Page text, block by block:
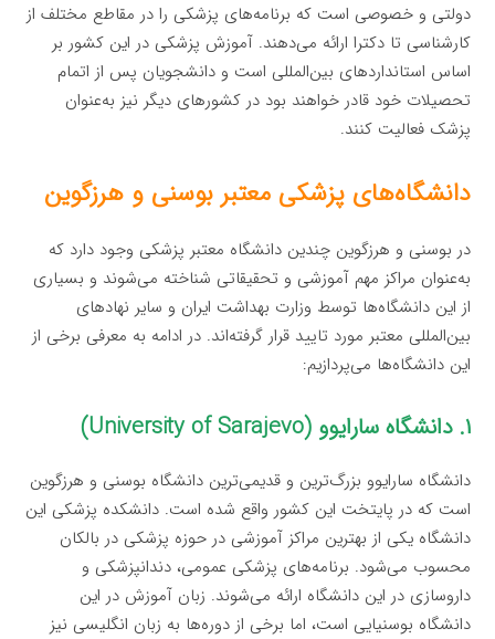
دولتی و خصوصی است که برنامه‌های پزشکی را در مقاطع مختلف از
کارشناسی تا دکترا ارائه می‌دهند. آموزش پزشکی در این کشور بر
اساس استانداردهای بین‌المللی است و دانشجویان پس از اتمام
تحصیلات خود قادر خواهند بود در کشورهای دیگر نیز به‌عنوان
پزشک فعالیت کنند.
دانشگاه‌های پزشکی معتبر بوسنی و هرزگوین
در بوسنی و هرزگوین چندین دانشگاه معتبر پزشکی وجود دارد که
به‌عنوان مراکز مهم آموزشی و تحقیقاتی شناخته می‌شوند و بسیاری
از این دانشگاه‌ها توسط وزارت بهداشت ایران و سایر نهادهای
بین‌المللی معتبر مورد تایید قرار گرفته‌اند. در ادامه به معرفی برخی از
این دانشگاه‌ها می‌پردازیم:
۱. دانشگاه سارایوو (University of Sarajevo)
دانشگاه سارایوو بزرگ‌ترین و قدیمی‌ترین دانشگاه بوسنی و هرزگوین
است که در پایتخت این کشور واقع شده است. دانشکده پزشکی این
دانشگاه یکی از بهترین مراکز آموزشی در حوزه پزشکی در بالکان
محسوب می‌شود. برنامه‌های پزشکی عمومی، دندانپزشکی و
داروسازی در این دانشگاه ارائه می‌شوند. زبان آموزش در این
دانشگاه بوسنیایی است، اما برخی از دوره‌ها به زبان انگلیسی نیز